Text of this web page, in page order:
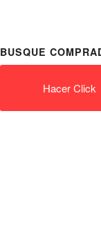
BUSQUE
Hacer Click